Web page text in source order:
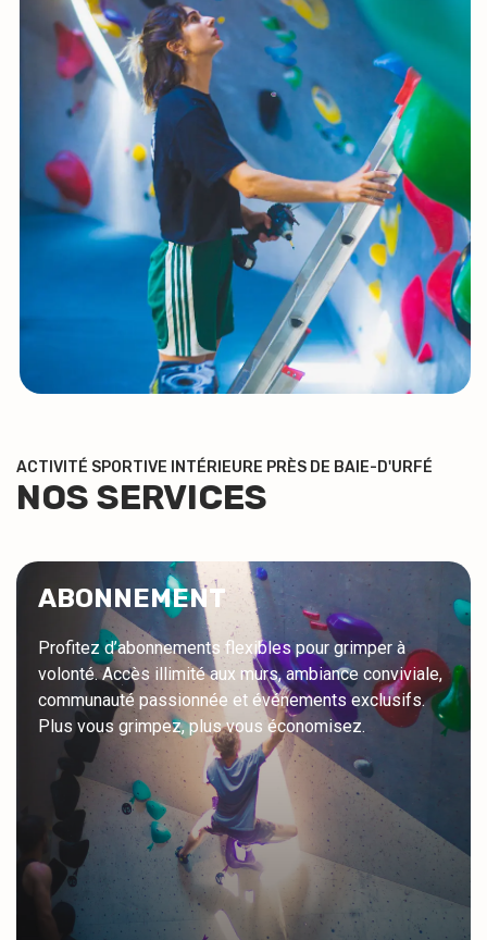
ACTIVITÉ SPORTIVE INTÉRIEURE PRÈS DE BAIE-D'URFÉ
NOS SERVICES
ABONNEMENT
Profitez d’abonnements flexibles pour grimper à
volonté. Accès illimité aux murs, ambiance conviviale,
communauté passionnée et événements exclusifs.
Plus vous grimpez, plus vous économisez.